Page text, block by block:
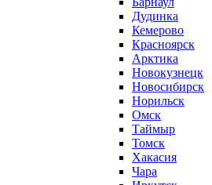
Дудинка
Кемерово
Красноярск
Арктика
Новокузнецк
Новосибирск
Норильск
Омск
Таймыр
Томск
Хакасия
Чара